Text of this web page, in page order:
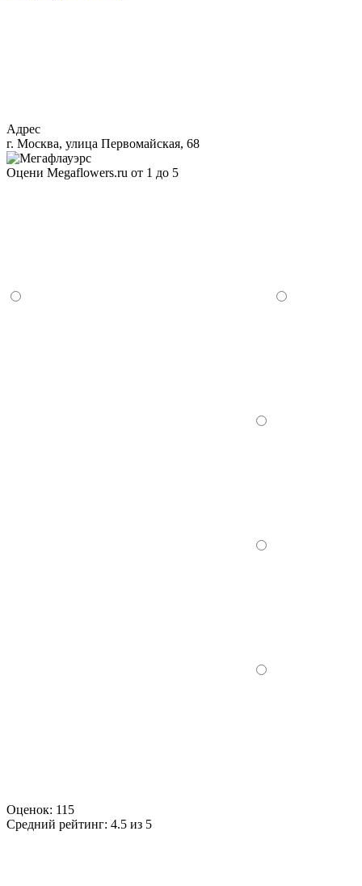
Адрес
г. Москва, улица Первомайская, 68
Оцени Megaflowers.ru от 1 до 5
Оценок: 115
Средний рейтинг: 4.5 из 5